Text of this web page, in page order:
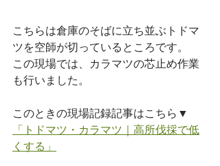
こちらは倉庫のそばに立ち並ぶトドマ
ツを空師が切っているところです。
この現場では、カラマツの芯止め作業
も行いました。
このときの現場記録記事はこちら▼
「トドマツ・カラマツ｜高所伐採で低
くする」